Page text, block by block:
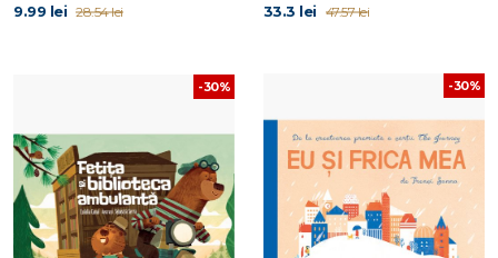
9.99 lei 28.54 lei 33.3 lei 47.57 lei
-30% -30%